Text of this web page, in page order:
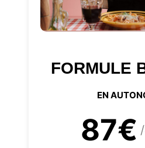
FORMULE
EN
87€